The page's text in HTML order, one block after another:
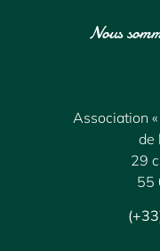
Nous
Association
de
29
55